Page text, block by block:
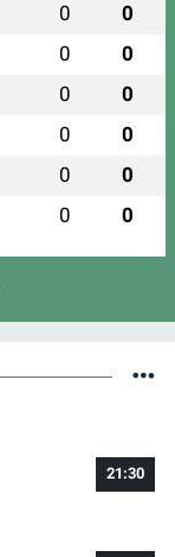
0 0
0 0
0 0
0 0
0 0
0 0
21:30